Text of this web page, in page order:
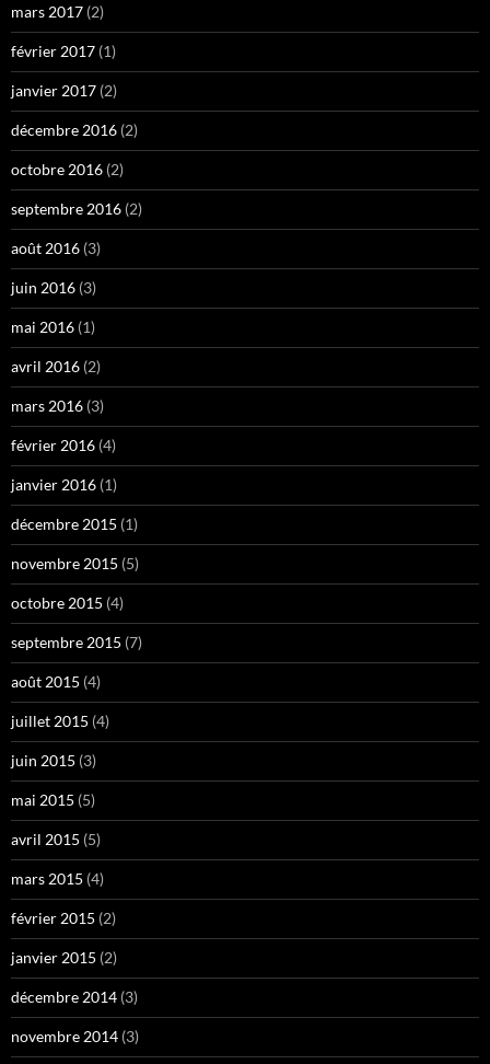
mars 2017 (2)
février 2017 (1)
janvier 2017 (2)
décembre 2016 (2)
octobre 2016 (2)
septembre 2016 (2)
août 2016 (3)
juin 2016 (3)
mai 2016 (1)
avril 2016 (2)
mars 2016 (3)
février 2016 (4)
janvier 2016 (1)
décembre 2015 (1)
novembre 2015 (5)
octobre 2015 (4)
septembre 2015 (7)
août 2015 (4)
juillet 2015 (4)
juin 2015 (3)
mai 2015 (5)
avril 2015 (5)
mars 2015 (4)
février 2015 (2)
janvier 2015 (2)
décembre 2014 (3)
novembre 2014 (3)